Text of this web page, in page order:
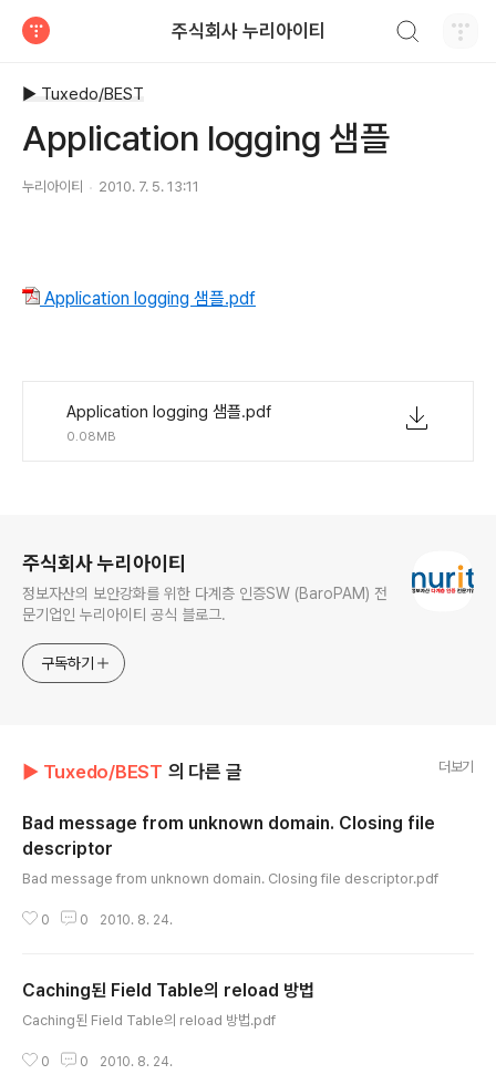
주식회사 누리아이티
▶ Tuxedo/BEST
Application logging 샘플
누리아이티 2010. 7. 5. 13:11
Application logging 샘플.pdf
Application logging 샘플.pdf
0.08MB
주식회사 누리아이티
정보자산의 보안강화를 위한 다계층 인증SW (BaroPAM) 전
문기업인 누리아이티 공식 블로그.
구독하기
▶ Tuxedo/BEST 의 다른 글 더보기
Bad message from unknown domain. Closing file
descriptor
Bad message from unknown domain. Closing file descriptor.pdf
0 0 2010. 8. 24.
Caching된 Field Table의 reload 방법
Caching된 Field Table의 reload 방법.pdf
0 0 2010. 8. 24.